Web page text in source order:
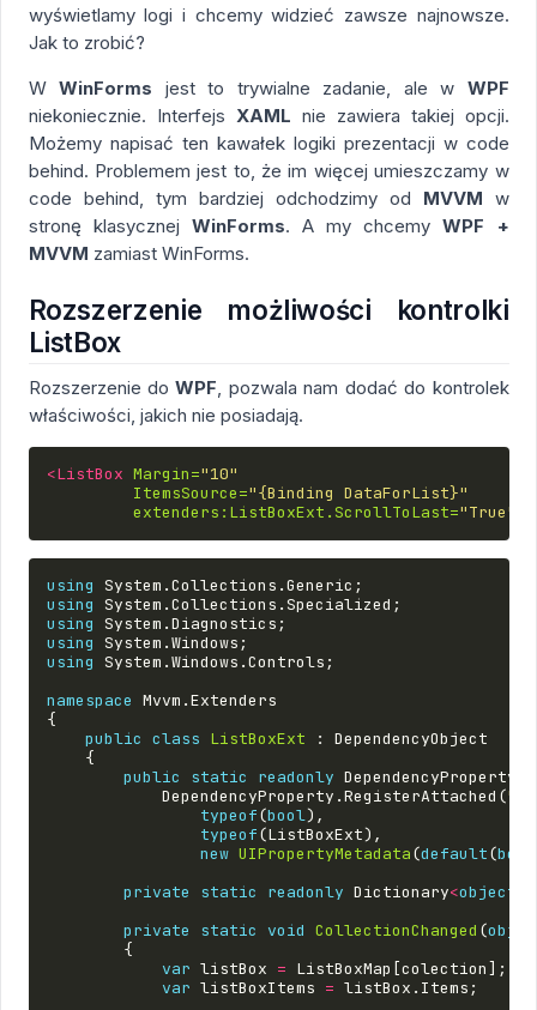
wyświetlamy logi i chcemy widzieć zawsze najnowsze.
Jak to zrobić?
W WinForms jest to trywialne zadanie, ale w WPF
niekoniecznie. Interfejs XAML nie zawiera takiej opcji.
Możemy napisać ten kawałek logiki prezentacji w code
behind. Problemem jest to, że im więcej umieszczamy w
code behind, tym bardziej odchodzimy od MVVM w
stronę klasycznej WinForms. A my chcemyWPF +
MVVM zamiast WinForms.
Rozszerzenie możliwości kontrolki
ListBox
Rozszerzenie doWPF , pozwala nam dodać do kontrolek
właściwości, jakich nie posiadają.
<ListBox Margin="10"
ItemsSource="{Binding DataForList}"
extenders:ListBoxExt.ScrollToLast="True"
using System.Collections.Generic ;
using System.Collections.Specialized ;
using System.Diagnostics ;
using System.Windows ;
using System.Windows.Controls ;
namespace Mvvm.Extenders
{
public class ListBoxExt :
DependencyObject
{
public
static readonly DependencyProperty
DependencyProperty .RegisterAttached (
typeof(bool),
typeof(ListBoxExt),
new UIPropertyMetadata(default(bool
private
static readonly Dictionary<object
private
static void CollectionChanged (
{
var listBox = ListBoxMap [colection];
var listBoxItems = listBox . Items ;